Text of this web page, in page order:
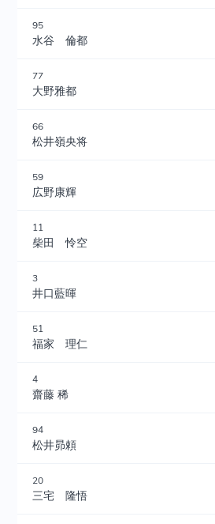
95
水谷 倫都
77
大野雅都
66
松井嶺央将
59
広野康輝
11
柴田 怜空
3
井口藍暉
51
福家 理仁
4
齋藤 稀
94
松井昴頼
20
三宅 隆悟